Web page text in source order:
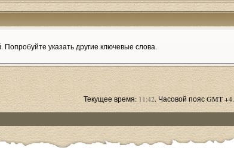
Попробуйте указать другие ключевые слова.
Текущее время:11:42. Часовой пояс GMT +4.